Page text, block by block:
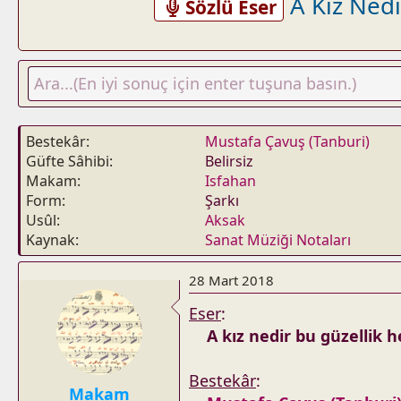
Sözlü Eser
Bestekâr
Mustafa Çavuş (Tanburi)
Güfte Sâhibi
Belirsiz
Makam
Isfahan
Form
Şarkı
Usûl
Aksak
Kaynak
Sanat Müziği Notaları
Makam
28 Mart 2018
Eser:
A kız nedir bu güzellik
Bestekâr: